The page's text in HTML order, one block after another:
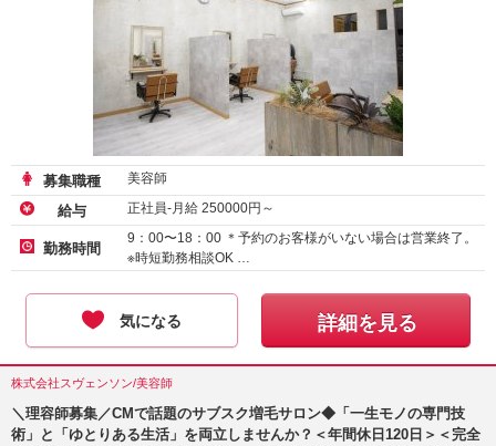
募集職種 美容師
給与 正社員-月給 250000円～
勤務時間
9：00〜18：00 ＊予約のお客様がいない場合は営業終了。
※時短勤務相談OK …
気になる 詳細を見る
株式会社スヴェンソン/美容師
＼理容師募集／CMで話題のサブスク増毛サロン◆「一生モノの専門技
術」と「ゆとりある生活」を両立しませんか？＜年間休日120日＞＜完全